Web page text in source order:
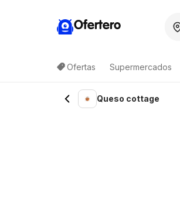
Ofertero
Ofertas Supermercados
Lista de productosQueso cottage